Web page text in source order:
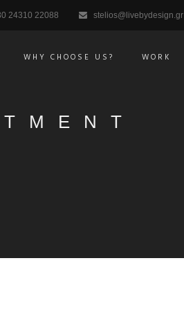
24310 22088 stelios@livebydesign.gr
WHY CHOOSE US? WORK